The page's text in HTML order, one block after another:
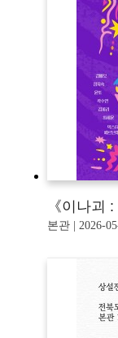
《이나괴
본관 | 2026-